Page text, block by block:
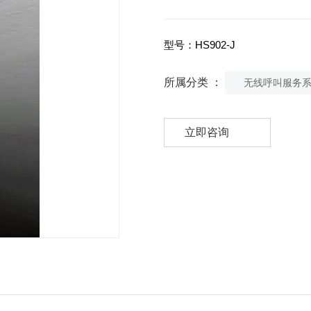
型号：HS902-J
所属分类 ： 无线呼叫服务
立即咨询